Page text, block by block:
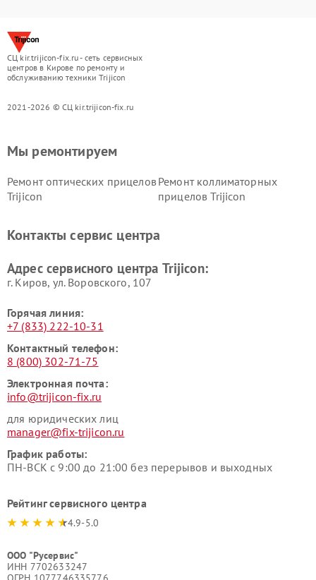
СЦ kir.trijicon-fix.ru - сеть сервисных
центров в Кирове по ремонту и
обслуживанию техники Trijicon
2021-2026 © СЦ kir.trijicon-fix.ru
Мы ремонтируем
Ремонт оптических прицелов
Trijicon
Ремонт коллиматорных
прицелов Trijicon
Контакты сервис центра
Адрес сервисного центра Trijicon:
г. Киров, ул. Воровского, 107
Горячая линия:
+7 (833) 222-10-31
Контактный телефон:
8 (800) 302-71-75
Электронная почта:
info@trijicon-fix.ru
для юридических лиц
manager@fix-trijicon.ru
График работы:
ПН-ВСК с 9:00 до 21:00 без перерывов и выходных
Рейтинг сервисного центра
4.9-5.0
ООО "Русервис"
ИНН 7702633247